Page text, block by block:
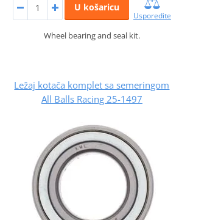
U košaricu
Usporedite
Wheel bearing and seal kit.
Ležaj kotača komplet sa semeringom
All Balls Racing 25-1497